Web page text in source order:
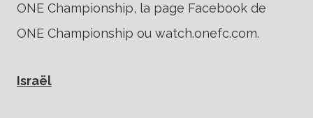
ONE Championship, la page Facebook de
ONE Championship ou watch.onefc.com.
Israël